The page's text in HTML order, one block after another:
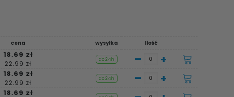
cena wysyłka Ilość
18.69 zł
22.99 zł do 24h - +
18.69 zł
22.99 zł do 24h - +
18.69 zł